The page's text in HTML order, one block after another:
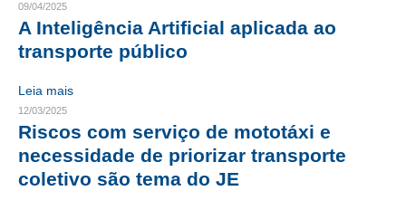
ORGANOGRAMA
CRESCE BRASIL
CONSELHO TECNOLÓGICO
COMPOSIÇÃO
09/04/2025
A Inteligência Artificial aplicada ao
transporte público
Leia mais
12/03/2025
Riscos com serviço de mototáxi e
necessidade de priorizar transporte
coletivo são tema do JE